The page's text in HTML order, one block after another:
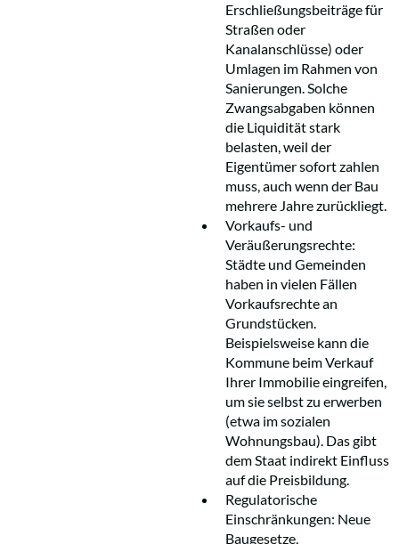
Erschließungsbeiträge für
Straßen oder
Kanalanschlüsse) oder
Umlagen im Rahmen von
Sanierungen. Solche
Zwangsabgaben können
die Liquidität stark
belasten, weil der
Eigentümer sofort zahlen
muss, auch wenn der Bau
mehrere Jahre zurückliegt.
Vorkaufs- und
Veräußerungsrechte:
Städte und Gemeinden
haben in vielen Fällen
Vorkaufsrechte an
Grundstücken.
Beispielsweise kann die
Kommune beim Verkauf
Ihrer Immobilie eingreifen,
um sie selbst zu erwerben
(etwa im sozialen
Wohnungsbau). Das gibt
dem Staat indirekt Einfluss
auf die Preisbildung.
Regulatorische
Einschränkungen: Neue
Baugesetze,